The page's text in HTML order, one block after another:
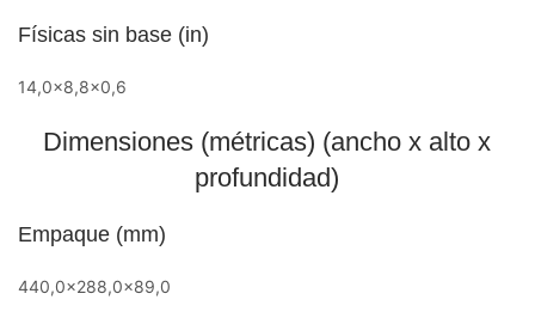
Físicas sin base (in)
14,0×8,8×0,6
Dimensiones (métricas) (ancho x alto x
profundidad)
Empaque (mm)
440,0×288,0x89,0